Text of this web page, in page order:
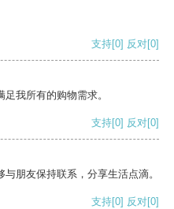
支持[0] 反对[0]
我所有的购物需求。
支持[0] 反对[0]
朋友保持联系，分享生活点滴。
支持[0] 反对[0]